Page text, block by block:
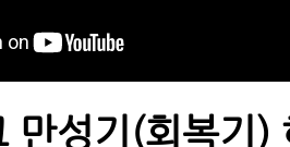
만성기(회복기)